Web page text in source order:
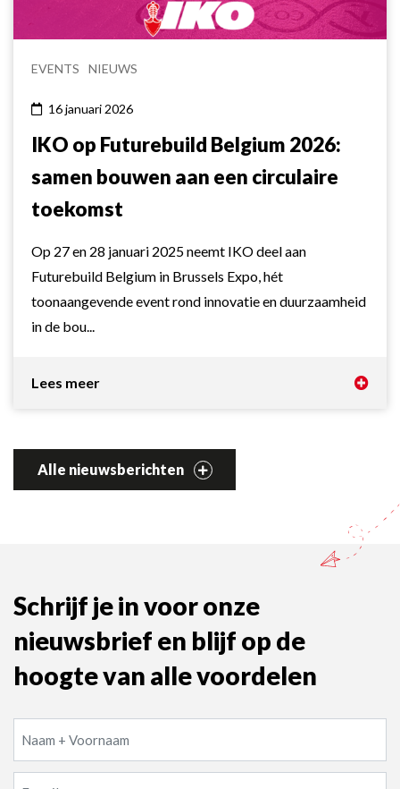
EVENTS NIEUWS
16 januari 2026
IKO op Futurebuild Belgium 2026:
samen bouwen aan een circulaire
toekomst
Op 27 en 28 januari 2025 neemt IKO deel aan
Futurebuild Belgium in Brussels Expo, hét
toonaangevende event rond innovatie en duurzaamheid
in de bou...
Lees meer
Alle nieuwsberichten
Schrijf je in voor onze
nieuwsbrief en blijf op de
hoogte van alle voordelen